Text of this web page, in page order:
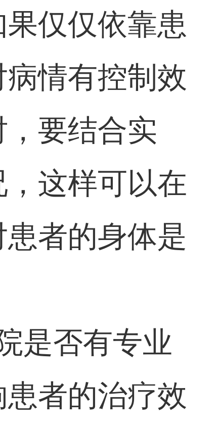
仅仅依靠患
情有控制效
要结合实
这样可以在
者的身体是
是否有专业
者的治疗效